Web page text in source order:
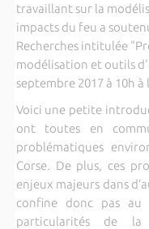
travaillant sur la
impacts du feu a
Recherches intitulée
modélisation et outils
septembre 2017 à 10h à
Voici une petite
ont toutes en
problématiques
Corse. De plus, ces
enjeux majeurs dans
confine donc pas au
particularités de la